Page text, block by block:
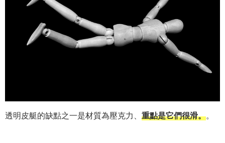
透明皮艇的缺點之一是材質為壓克力、 重點是它們很滑。。